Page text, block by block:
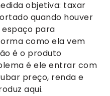
objetiva: taxar
quando houver
espaço para
como ela vem
é o produto
é ele entrar com
preço, renda e
aqui.